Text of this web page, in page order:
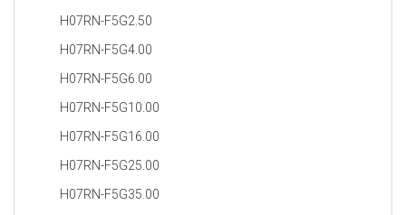
H07RN-F5G2.50
H07RN-F5G4.00
H07RN-F5G6.00
H07RN-F5G10.00
H07RN-F5G16.00
H07RN-F5G25.00
H07RN-F5G35.00